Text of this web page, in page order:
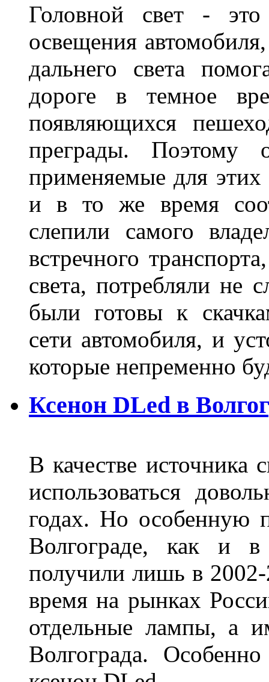
Головной свет -
освещения
дальнего света
дороге в темное
появляющихся
преграды. Поэтому
применяемые для
и в то же время
слепили самого
встречного
света, потребляли не
были готовы к
сети автомобиля, и
которые непременно
Ксенон DLed в
В качестве источника
использоваться
годах. Но особенную
Волгограде, как и
получили лишь в
время на рынках
отдельные лампы, а
Волгограда.